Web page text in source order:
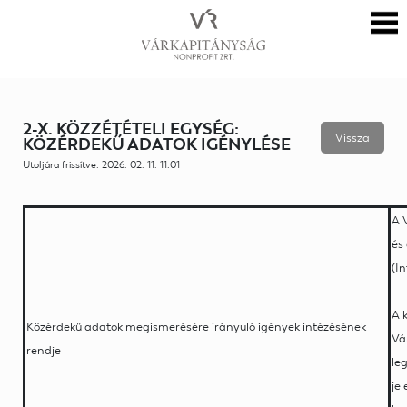
2-X. KÖZZÉTÉTELI EGYSÉG:
KÖZÉRDEKŰ ADATOK IGÉNYLÉSE
Utoljára frissítve: 2026. 02. 11. 11:01
Vissza
Közérdekű adatok megismerésére irányuló igények intézésének
rendje
A
és
A